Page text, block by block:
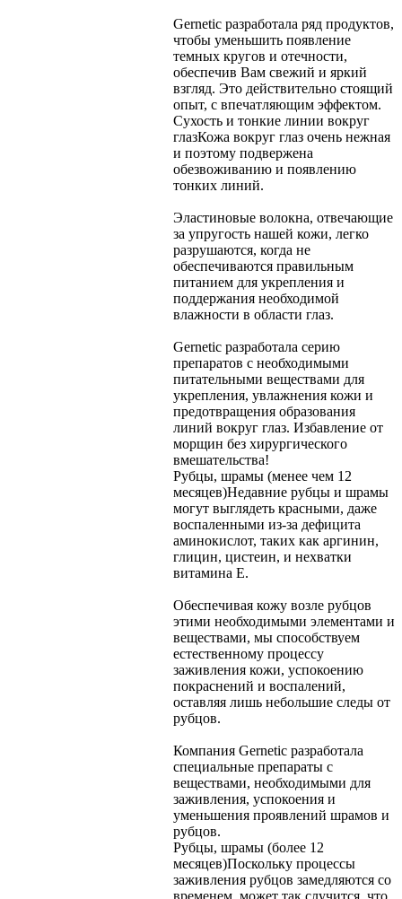
Gernetic разработала ряд продуктов,
чтобы уменьшить появление
темных кругов и отечности,
обеспечив Вам свежий и яркий
взгляд. Это действительно стоящий
опыт, с впечатляющим эффектом.
Сухость и тонкие линии вокруг
глазКожа вокруг глаз очень нежная
и поэтому подвержена
обезвоживанию и появлению
тонких линий.
Эластиновые волокна, отвечающие
за упругость нашей кожи, легко
разрушаются, когда не
обеспечиваются правильным
питанием для укрепления и
поддержания необходимой
влажности в области глаз.
Gernetic разработала серию
препаратов с необходимыми
питательными веществами для
укрепления, увлажнения кожи и
предотвращения образования
линий вокруг глаз. Избавление от
морщин без хирургического
вмешательства!
Рубцы, шрамы (менее чем 12
месяцев)Недавние рубцы и шрамы
могут выглядеть красными, даже
воспаленными из-за дефицита
аминокислот, таких как аргинин,
глицин, цистеин, и нехватки
витамина Е.
Обеспечивая кожу возле рубцов
этими необходимыми элементами и
веществами, мы способствуем
естественному процессу
заживления кожи, успокоению
покраснений и воспалений,
оставляя лишь небольшие следы от
рубцов.
Компания Gernetic разработала
специальные препараты с
веществами, необходимыми для
заживления, успокоения и
уменьшения проявлений шрамов и
рубцов.
Рубцы, шрамы (более 12
месяцев)Поскольку процессы
заживления рубцов замедляются со
временем, может так случится, что